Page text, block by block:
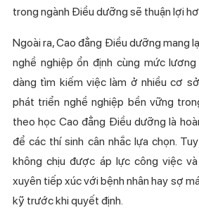
trong ngành Điều dưỡng sẽ thuận lợi
Ngoài ra, Cao đẳng Điều dưỡng mang
nghề nghiệp ổn định cùng mức
dàng tìm kiếm việc làm ở nhiều cơ
phát triển nghề nghiệp bền vững
theo học Cao đẳng Điều dưỡng là
để các thí sinh cân nhắc lựa chọn.
không chịu được áp lực công việc
xuyên tiếp xúc với bệnh nhân hay sợ
kỹ trước khi quyết định.